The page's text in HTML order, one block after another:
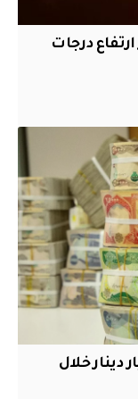
درجات
دينار خلال